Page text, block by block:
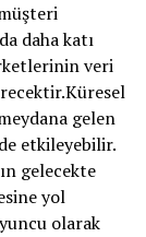
daha katı
veri
gelen
etkileyebilir.
gelecekte
yol
olarak